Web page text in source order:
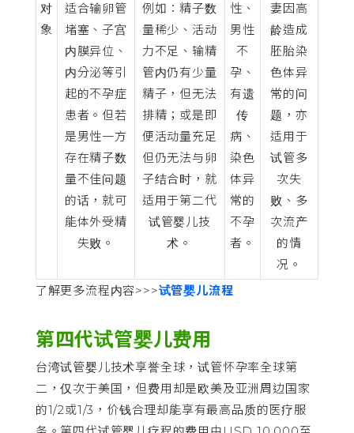
对
象
适合输卵管
堵塞、子宫
内膜异位、
内分泌等引
起的不孕症
患者。但若
是男性一方
存在精子数
量不佳问题
的话，就可
能体外受精
失败。
例如：精子数
量稀少、活动
力不足、输精
管内仍有少量
精子，但无法
排精；或是即
便活动量充足
但仍无法与卵
子结合时，就
适用于第二代
试管婴儿技
术。
性、
男性
不
孕、
有遗
传
病、
染色
体异
常的
不孕
者。
妻因高
龄造成
胚胎染
色体异
常的问
题，亦
适用于
试管多
次失
败、多
次流产
的情
况。
了解更多流程内容>>>试管婴儿流程
第四代试管婴儿费用
台湾试管婴儿技术享誉全球，试管怀孕率全球第
二，仅次于美国，但费用却是欧美及亚洲周边国家
的1/2或1/3，价钱合理却能享有最高品质的医疗服